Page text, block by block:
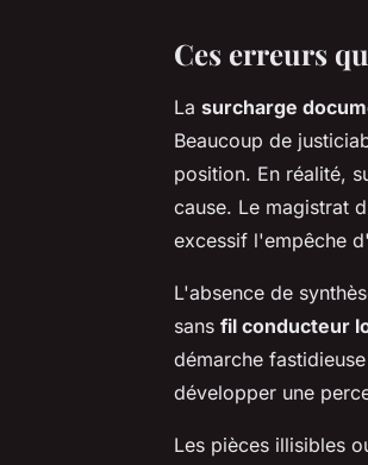
Ces erreurs
La surcharge
Beaucoup de
position. En réalité,
cause. Le magistrat
excessif l'empêche
L'absence de
sans fil conducteur
démarche
développer une
Les pièces illisibles